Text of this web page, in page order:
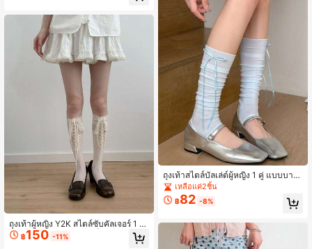
ถุงเท้าผู้หญิง Y2K สไตล์ซับคัลเจอร์ 1 คู่
แบบยาวเหนือเข่า ลายแจ็คการ์ดฉลุ แต่
งลูกไม้ตัดสี สายไขว้ ความยาวกลางน่อ
฿150 -11%
ถุงเท้าสไตล์บัลเล่ต์ผู้หญิง 1 คู่ แบบบาง
ระบายอากาศได้ ทรงย้วย พร้อมสายรัดเ
ท้า
เหลือแค่2ชิ้น
฿82 -8%